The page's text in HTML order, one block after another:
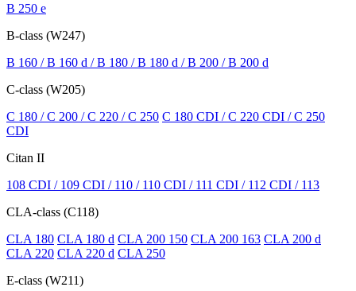
B 250 e
B-class (W247)
B 160 / B 160 d / B 180 / B 180 d / B 200 / B 200 d
C-class (W205)
C 180 / C 200 / C 220 / C 250 C 180 CDI / C 220 CDI / C 250
CDI
Citan II
108 CDI / 109 CDI / 110 / 110 CDI / 111 CDI / 112 CDI / 113
CLA-class (C118)
CLA 180 CLA 180 d CLA 200 150 CLA 200 163 CLA 200 d
CLA 220 CLA 220 d CLA 250
E-class (W211)